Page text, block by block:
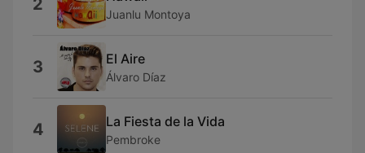
2 Juanlu Montoya
3 El Aire
Álvaro Díaz
4 La Fiesta de la Vida
Pembroke